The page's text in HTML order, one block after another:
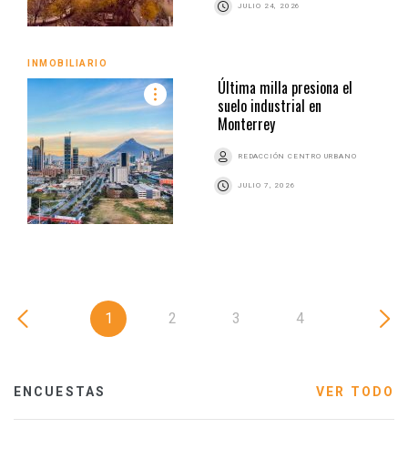
JULIO 24, 2026
INMOBILIARIO
Última milla presiona el
suelo industrial en
Monterrey
REDACCIÓN CENTRO URBANO
JULIO 7, 2026
1 2 3 4
ENCUESTAS VER TODO